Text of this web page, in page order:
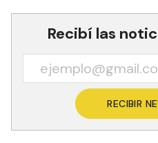
Recibí las
RECIBIR